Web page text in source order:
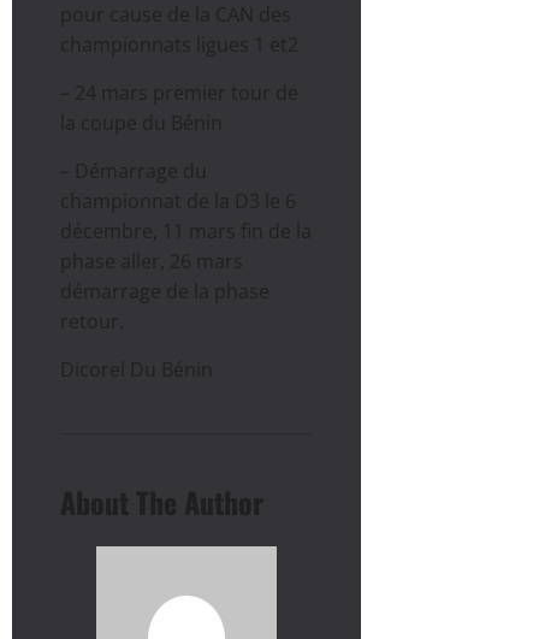
pour cause de la CAN des
championnats ligues 1 et2
– 24 mars premier tour de
la coupe du Bénin
– Démarrage du
championnat de la D3 le 6
décembre, 11 mars fin de la
phase aller, 26 mars
démarrage de la phase
retour.
Dicorel Du Bénin
About The Author